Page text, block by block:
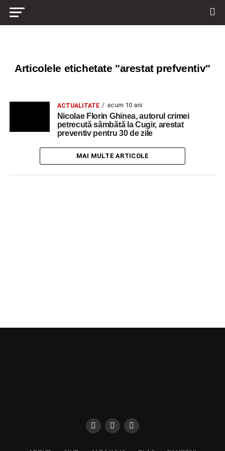
Articolele etichetate "arestat prefventiv"
ACTUALITATE acum 10 ani
Nicolae Florin Ghinea, autorul crimei
petrecută sâmbătă la Cugir, arestat
preventiv pentru 30 de zile
MAI MULTE ARTICOLE